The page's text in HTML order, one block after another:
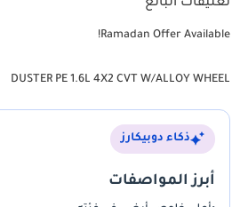
تعليقات البائع
Ramadan Offer Available!
DUSTER PE 1.6L 4X2 CVT W/ALLOY WHEEL
ذكاء دوبيكارز
أبرز المواصفات